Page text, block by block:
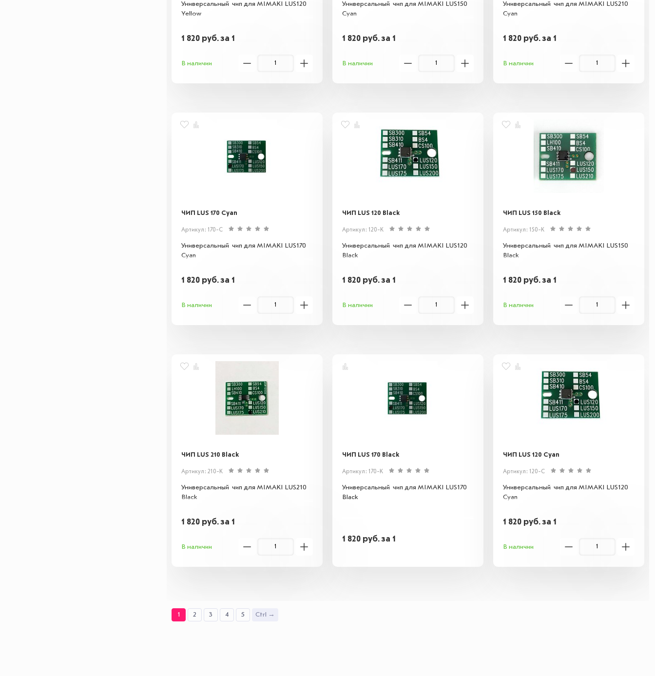
Универсальный чип для MIMAKI LUS120
Yellow
1 820 руб.за 1
В наличии
Универсальный чип для MIMAKI LUS150
Cyan
1 820 руб.за 1
В наличии
Универсальный чип для MIMAKI LUS210
Cyan
1 820 руб.за 1
В наличии
ЧИП LUS 170 Cyan
Артикул: 170-C
Универсальный чип для MIMAKI LUS170
Cyan
1 820 руб.за 1
В наличии
ЧИП LUS 120 Black
Артикул: 120-K
Универсальный чип для MIMAKI LUS120
Black
1 820 руб.за 1
В наличии
ЧИП LUS 150 Black
Артикул: 150-K
Универсальный чип для MIMAKI LUS150
Black
1 820 руб.за 1
В наличии
ЧИП LUS 210 Black
Артикул: 210-K
Универсальный чип для MIMAKI LUS210
Black
1 820 руб.за 1
В наличии
ЧИП LUS 170 Black
Артикул: 170-K
Универсальный чип для MIMAKI LUS170
Black
1 820 руб.за 1
ЧИП LUS 120 Cyan
Артикул: 120-C
Универсальный чип для MIMAKI LUS120
Cyan
1 820 руб.за 1
В наличии
1 2 3 4 5 Ctrl →